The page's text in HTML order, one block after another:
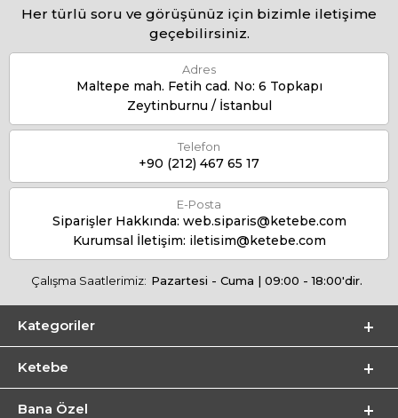
Her türlü soru ve görüşünüz için bizimle iletişime
geçebilirsiniz.
Adres
Maltepe mah. Fetih cad. No: 6 Topkapı
Zeytinburnu / İstanbul
Telefon
+90 (212) 467 65 17
E-Posta
Siparişler Hakkında: web.siparis@ketebe.com
Kurumsal İletişim: iletisim@ketebe.com
Çalışma Saatlerimiz: Pazartesi - Cuma | 09:00 - 18:00'dir.
Kategoriler
Ketebe
Bana Özel